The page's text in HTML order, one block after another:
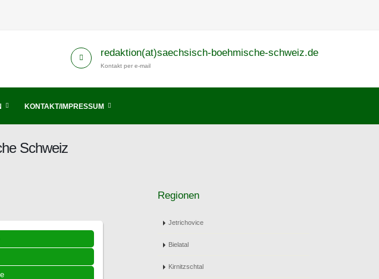
redaktion(at)saechsisch-boehmische-schweiz.de
Kontakt per e-mail
KONTAKT/IMPRESSUM
Schweiz
Regionen
Jetrichovice
Bielatal
Kirnitzschtal